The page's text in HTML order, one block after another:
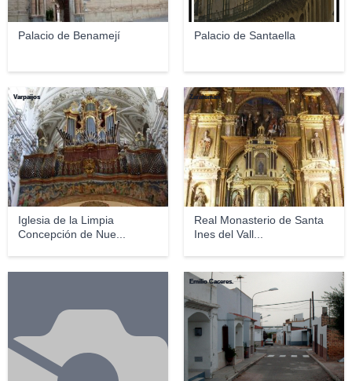
Palacio de Benamejí Palacio de Santaella
Iglesia de la Limpia
Concepción de Nue...
Varpaijos
Real Monasterio de Santa
Ines del Vall...
Zarateman
Emilio Caceres.